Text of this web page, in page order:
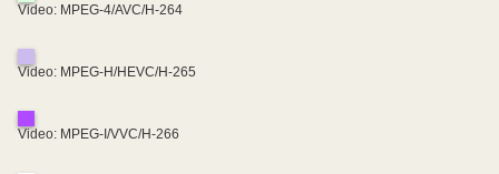
Video: MPEG-4/AVC/H-264
Video: MPEG-H/HEVC/H-265
Video: MPEG-I/VVC/H-266